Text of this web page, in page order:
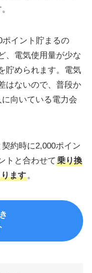
イント貯まるの
、電気使用量が少な
貯められます。電気
はないので、普段か
向いている電力会
約時に2,000ポイン
トと合わせて 乗り換
ます。